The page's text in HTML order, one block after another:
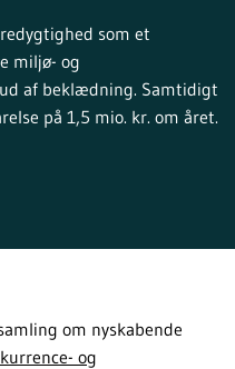
som et
miljø- og
af beklædning. Samtidigt
på 1,5 mio. kr. om året.
om nyskabende
og